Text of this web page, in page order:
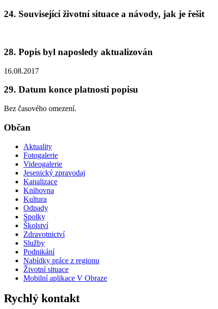
24. Související životní situace a návody, jak je řešit
28. Popis byl naposledy aktualizován
16.08.2017
29. Datum konce platnosti popisu
Bez časového omezení.
Občan
Aktuality
Fotogalerie
Videogalerie
Jesenický zpravodaj
Kanalizace
Knihovna
Kultura
Odpady
Spolky
Školství
Zdravotnictví
Služby
Podnikání
Nabídky práce z regionu
Životní situace
Mobilní aplikace V Obraze
Rychlý kontakt